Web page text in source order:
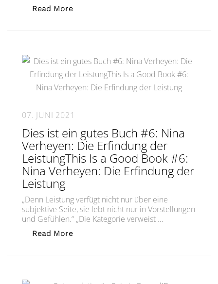
Read More„Die Kontroll-Illusion und der „Circle
07. JUNI 2021
Dies ist ein gutes Buch #6: Nina
Verheyen: Die Erfindung der
LeistungThis Is a Good Book #6:
Nina Verheyen: Die Erfindung der
Leistung
„Denn Leistung verfügt nicht nur über eine
subjektive Seite, sie lebt nicht nur in Vorstellungen
und Gefühlen.“ „Die Kategorie verweist …
Read More„Dies ist ein gutes Buch #6: Nina